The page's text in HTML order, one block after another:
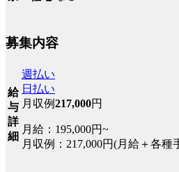
募集内容
給
与
詳
細
週払い
日払い
月収例217,000円
月給：195,000円~
月収例：217,000円(月給＋各種